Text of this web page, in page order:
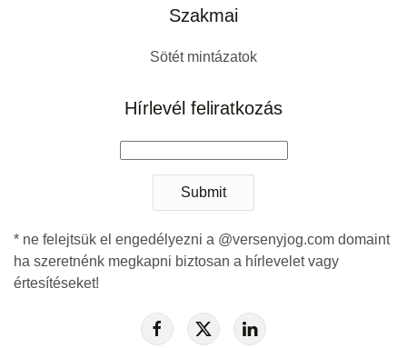
Szakmai
Sötét mintázatok
Hírlevél feliratkozás
Submit
* ne felejtsük el engedélyezni a @versenyjog.com domaint
ha szeretnénk megkapni biztosan a hírlevelet vagy
értesítéseket!